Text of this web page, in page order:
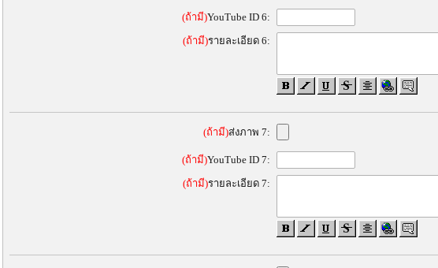
(ถ้ามี)YouTube ID 6:
(ถ้ามี)รายละเอียด 6:
(ถ้ามี)ส่งภาพ 7:
(ถ้ามี)YouTube ID 7:
(ถ้ามี)รายละเอียด 7: